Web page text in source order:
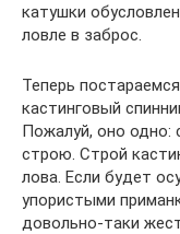
катушки
ловле в заброс.
Теперь
кастинговый
Пожалуй, оно одно:
строю. Строй
лова. Если будет
упористыми
довольно-таки